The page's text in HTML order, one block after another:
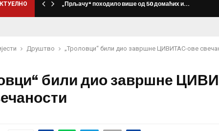
„Прљачу“ походило више од 50 домаћих и…
Друштво „Троловци“ били дио завршне ЦИВИТАС-ове
били дио завршне